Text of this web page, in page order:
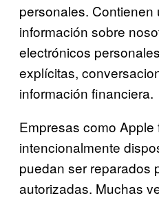
personales.
información sobre
electrónicos
explícitas,
información financiera.
Empresas como Apple
intencionalmente
puedan ser reparados
autorizadas. Muchas